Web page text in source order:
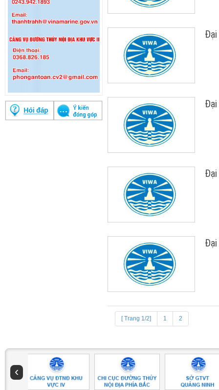
Đại
Đại
Đại
Đại
[ Trang 1/2] 1 2
‹